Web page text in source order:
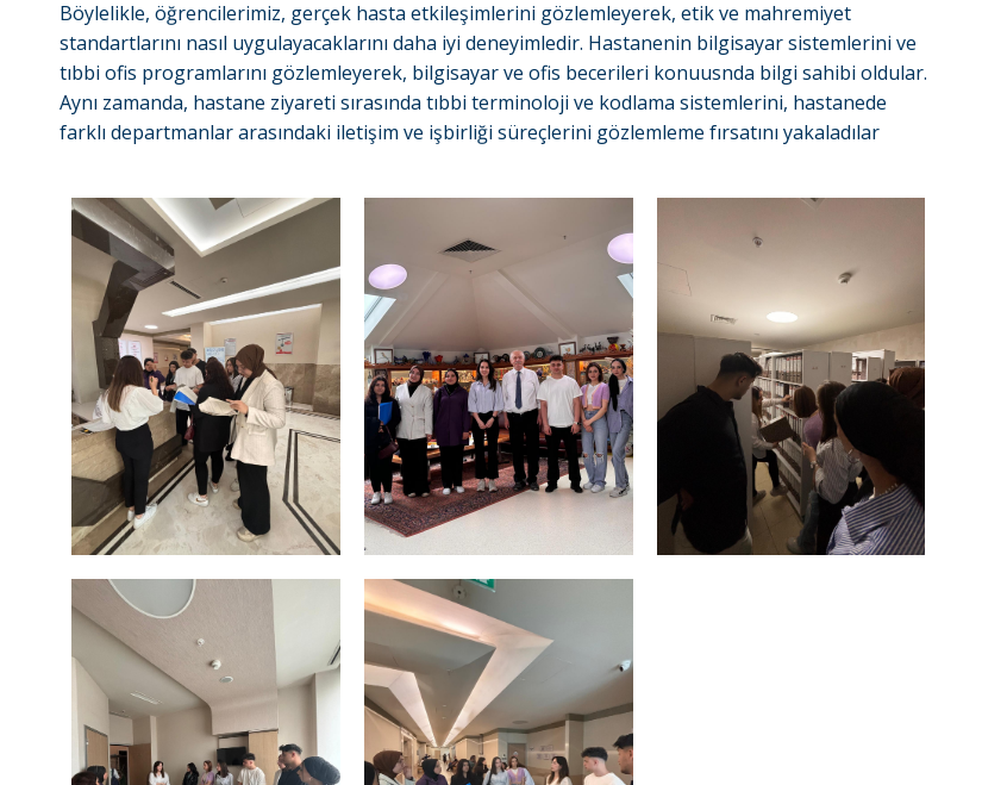
Böylelikle, öğrencilerimiz, gerçek hasta etkileşimlerini gözlemleyerek, etik ve mahremiyet
standartlarını nasıl uygulayacaklarını daha iyi deneyimledir. Hastanenin bilgisayar sistemlerini ve
tıbbi ofis programlarını gözlemleyerek, bilgisayar ve ofis becerileri konuusnda bilgi sahibi oldular.
Aynı zamanda, hastane ziyareti sırasında tıbbi terminoloji ve kodlama sistemlerini, hastanede
farklı departmanlar arasındaki iletişim ve işbirliği süreçlerini gözlemleme fırsatını yakaladılar